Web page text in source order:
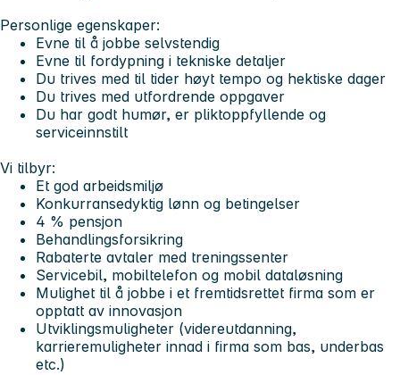
Personlige egenskaper:
Evne til å jobbe selvstendig
Evne til fordypning i tekniske detaljer
Du trives med til tider høyt tempo og hektiske dager
Du trives med utfordrende oppgaver
Du har godt humør, er pliktoppfyllende og
serviceinnstilt
Vi tilbyr:
Et god arbeidsmiljø
Konkurransedyktig lønn og betingelser
4 % pensjon
Behandlingsforsikring
Rabaterte avtaler med treningssenter
Servicebil, mobiltelefon og mobil dataløsning
Mulighet til å jobbe i et fremtidsrettet firma som er
opptatt av innovasjon
Utviklingsmuligheter (videreutdanning,
karrieremuligheter innad i firma som bas, underbas
etc.)